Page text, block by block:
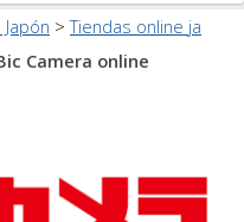
>Tiendas online ja
Camera online